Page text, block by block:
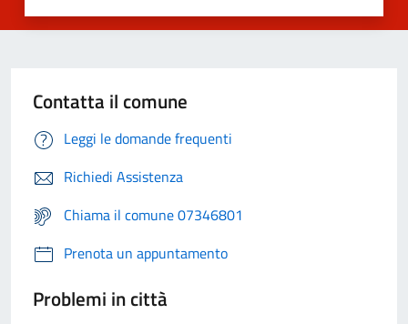
Contatta il comune
Leggi le domande frequenti
Richiedi Assistenza
Chiama il comune 07346801
Prenota un appuntamento
Problemi in città